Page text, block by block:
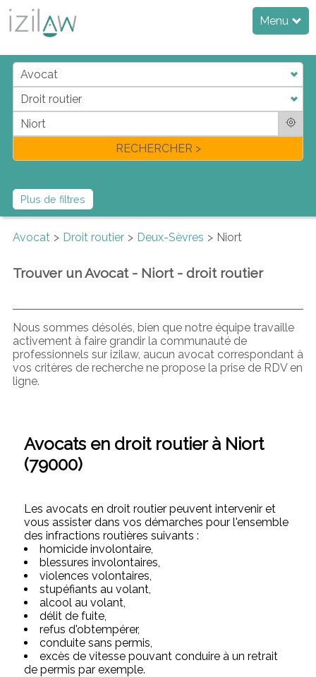
Menu
jdadi
fl
RECHERCHER >
Plus de filtres
Avocat Droit routier Deux-Sèvres Niort
Trouver un Avocat - Niort - droit routier
Nous sommes désolés, bien que notre équipe travaille
activement à faire grandir la communauté de
professionnels sur izilaw, aucun avocat correspondant à
vos critères de recherche ne propose la prise de RDV en
ligne.
Avocats en droit routier à Niort
(79000)
Les avocats en droit routier peuvent intervenir et
vous assister dans vos démarches pour l'ensemble
des infractions routières suivants :
homicide involontaire,
blessures involontaires,
violences volontaires,
stupéfiants au volant,
alcool au volant,
délit de fuite,
refus d'obtempérer,
conduite sans permis,
excès de vitesse pouvant conduire à un retrait
de permis par exemple.